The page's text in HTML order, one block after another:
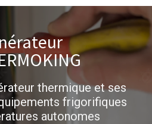
thermique et ses
frigorifiques
autonomes